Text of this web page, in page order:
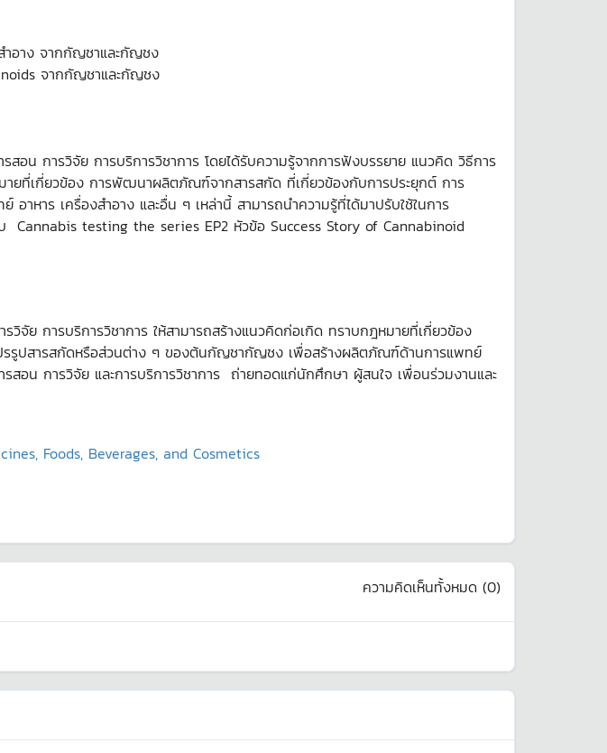
อาง จากกัญชาและกัญชง
จากกัญชาและกัญชง
อน การวิจัย การบริการวิชาการ โดยได้รับความรู้จากการฟังบรรยาย แนวคิด วิธีการ
ที่เกี่ยวข้อง การพัฒนาผลิตภัณฑ์จากสารสกัด ที่เกี่ยวข้องกับการประยุกต์ การ
าร เครื่องสำอาง และอื่น ๆ เหล่านี้ สามารถนำความรู้ที่ได้มาปรับใช้ในการ
Cannabis testing the series EP2 หัวข้อ Success Story of Cannabinoid
วิจัย การบริการวิชาการ ให้สามารถสร้างแนวคิดก่อเกิด ทราบกฎหมายที่เกี่ยวข้อง
รูปสารสกัดหรือส่วนต่าง ๆ ของต้นกัญชากัญชง เพื่อสร้างผลิตภัณฑ์ด้านการแพทย์
สอน การวิจัย และการบริการวิชาการ ถ่ายทอดแก่นักศึกษา ผู้สนใจ เพื่อนร่วมงานและ
Foods, Beverages, and Cosmetics
ความคิดเห็นทั้งหมด (0)